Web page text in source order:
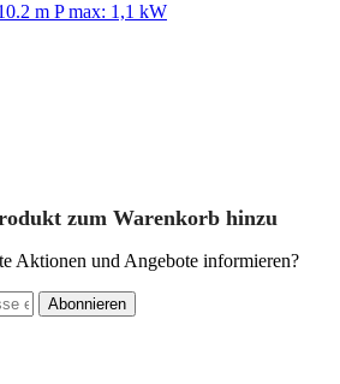
m P max: 1,1 kW
zum Warenkorb hinzu
Aktionen und Angebote informieren?
Abonnieren